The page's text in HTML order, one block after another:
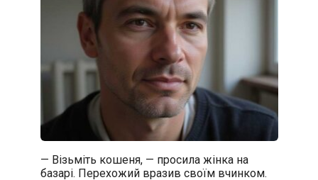
— Візьміть кошеня, — просила жінка на
базарі. Перехожий вразив своїм вчинком.